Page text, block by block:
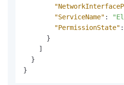
"ServiceName" :
"PermissionState" :
}
]
}
}